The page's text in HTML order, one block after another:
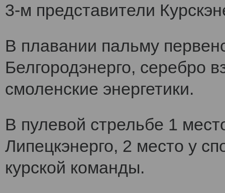
3-м представители
В плавании пальму
Белгородэнерго, серебро
смоленские энергетики.
В пулевой стрельбе 1
Липецкэнерго, 2 место у
курской команды.